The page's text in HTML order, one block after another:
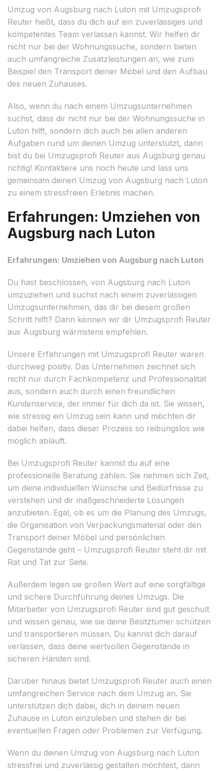
Umzug von Augsburg nach Luton mit Umzugsprofi
Reuter heißt, dass du dich auf ein zuverlässiges und
kompetentes Team verlassen kannst. Wir helfen dir
nicht nur bei der Wohnungssuche, sondern bieten
auch umfangreiche Zusatzleistungen an, wie zum
Beispiel den Transport deiner Möbel und den Aufbau
des neuen Zuhauses.
Also, wenn du nach einem Umzugsunternehmen
suchst, dass dir nicht nur bei der Wohnungssuche in
Luton hilft, sondern dich auch bei allen anderen
Aufgaben rund um deinen Umzug unterstützt, dann
bist du bei Umzugsprofi Reuter aus Augsburg genau
richtig! Kontaktiere uns noch heute und lass uns
gemeinsam deinen Umzug von Augsburg nach Luton
zu einem stressfreien Erlebnis machen.
Erfahrungen: Umziehen von
Augsburg nach Luton
Erfahrungen: Umziehen von Augsburg nach Luton
Du hast beschlossen, von Augsburg nach Luton
umzuziehen und suchst nach einem zuverlässigen
Umzugsunternehmen, das dir bei diesem großen
Schritt hilft? Dann können wir dir Umzugsprofi Reuter
aus Augsburg wärmstens empfehlen.
Unsere Erfahrungen mit Umzugsprofi Reuter waren
durchweg positiv. Das Unternehmen zeichnet sich
nicht nur durch Fachkompetenz und Professionalität
aus, sondern auch durch einen freundlichen
Kundenservice, der immer für dich da ist. Sie wissen,
wie stressig ein Umzug sein kann und möchten dir
dabei helfen, dass dieser Prozess so reibungslos wie
möglich abläuft.
Bei Umzugsprofi Reuter kannst du auf eine
professionelle Beratung zählen. Sie nehmen sich Zeit,
um deine individuellen Wünsche und Bedürfnisse zu
verstehen und dir maßgeschneiderte Lösungen
anzubieten. Egal, ob es um die Planung des Umzugs,
die Organisation von Verpackungsmaterial oder den
Transport deiner Möbel und persönlichen
Gegenstände geht – Umzugsprofi Reuter steht dir mit
Rat und Tat zur Seite.
Außerdem legen sie großen Wert auf eine sorgfältige
und sichere Durchführung deines Umzugs. Die
Mitarbeiter von Umzugsprofi Reuter sind gut geschult
und wissen genau, wie sie deine Besitztümer schützen
und transportieren müssen. Du kannst dich darauf
verlassen, dass deine wertvollen Gegenstände in
sicheren Händen sind.
Darüber hinaus bietet Umzugsprofi Reuter auch einen
umfangreichen Service nach dem Umzug an. Sie
unterstützen dich dabei, dich in deinem neuen
Zuhause in Luton einzuleben und stehen dir bei
eventuellen Fragen oder Problemen zur Verfügung.
Wenn du deinen Umzug von Augsburg nach Luton
stressfrei und zuverlässig gestalten möchtest, dann